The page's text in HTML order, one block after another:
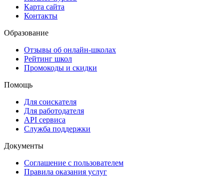
Карта сайта
Контакты
Образование
Отзывы об онлайн-школах
Рейтинг школ
Промокоды и скидки
Помощь
Для соискателя
Для работодателя
API сервиса
Служба поддержки
Документы
Соглашение с пользователем
Правила оказания услуг